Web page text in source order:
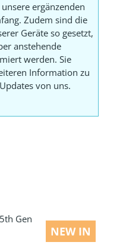
ergänzenden
Zudem sind die
Geräte so gesetzt,
anstehende
werden. Sie
Information zu
von uns.
NEW IN